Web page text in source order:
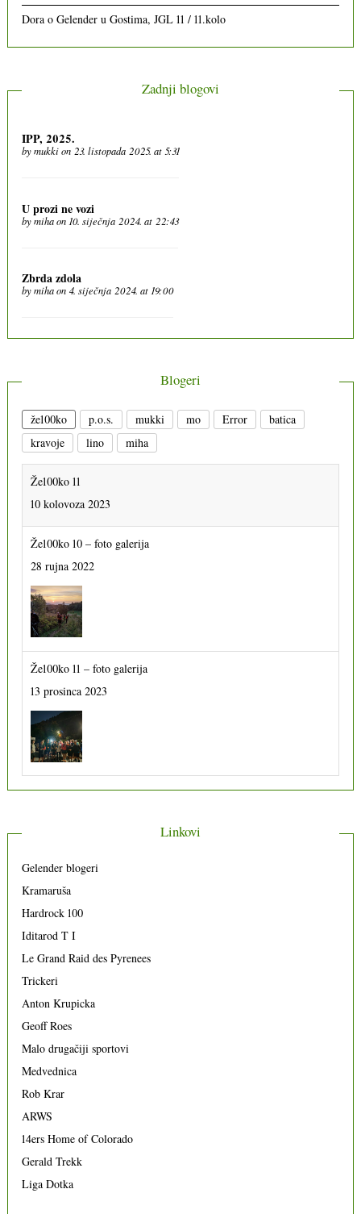
Dora oGelender u Gostima, JGL 11 / 11.kolo
Zadnji blogovi
IPP, 2025.
bymukkion 23. listopada 2025. at 5:31
U prozi ne vozi
bymihaon 10. siječnja 2024. at 22:43
Zbrda zdola
bymihaon 4. siječnja 2024. at 19:00
Blogeri
že100ko p.o.s. mukki mo Error
batica
kravoje
lino miha
Že100ko 11
10 kolovoza 2023
Že100ko 10 – foto galerija
28 rujna 2022
Že100ko 11 – foto galerija
13 prosinca 2023
Linkovi
Gelender blogeri
Kramaruša
Hardrock 100
Iditarod T I
Le Grand Raid des Pyrenees
Trickeri
Anton Krupicka
Geoff Roes
Malo drugačiji sportovi
Medvednica
Rob Krar
ARWS
14ers Home of Colorado
Gerald Trekk
Liga Dotka